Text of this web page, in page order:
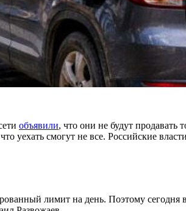
объявили, что они не будут
уехать смогут не все. Российские
лимит на день. Поэтому